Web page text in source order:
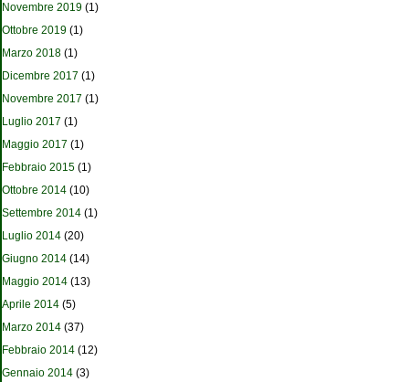
Novembre 2019 (1)
Ottobre 2019 (1)
Marzo 2018 (1)
Dicembre 2017 (1)
Novembre 2017 (1)
Luglio 2017 (1)
Maggio 2017 (1)
Febbraio 2015 (1)
Ottobre 2014 (10)
Settembre 2014 (1)
Luglio 2014 (20)
Giugno 2014 (14)
Maggio 2014 (13)
Aprile 2014 (5)
Marzo 2014 (37)
Febbraio 2014 (12)
Gennaio 2014 (3)